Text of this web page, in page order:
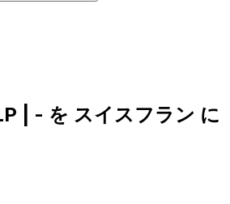
| - を スイスフラン に